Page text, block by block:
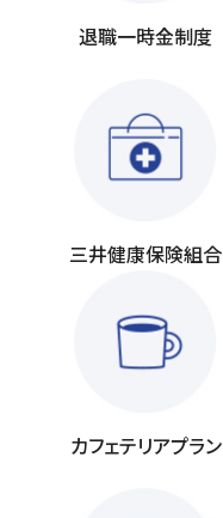
退職一時金制度
三井健康保険組合
カフェテリアプラン